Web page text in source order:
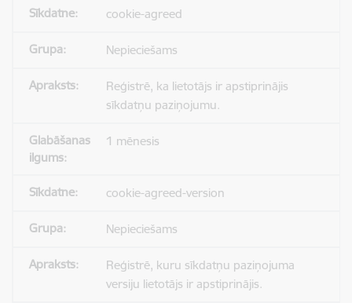
cookie-agreed
Nepieciešams
Reģistrē, ka lietotājs ir apstiprinājis
sīkdatņu paziņojumu.
1 mēnesis
cookie-agreed-version
Nepieciešams
Reģistrē, kuru sīkdatņu paziņojuma
versiju lietotājs ir apstiprinājis.